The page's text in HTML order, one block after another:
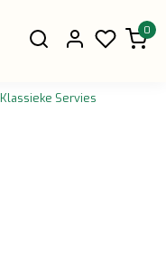
0
Klassieke Servies